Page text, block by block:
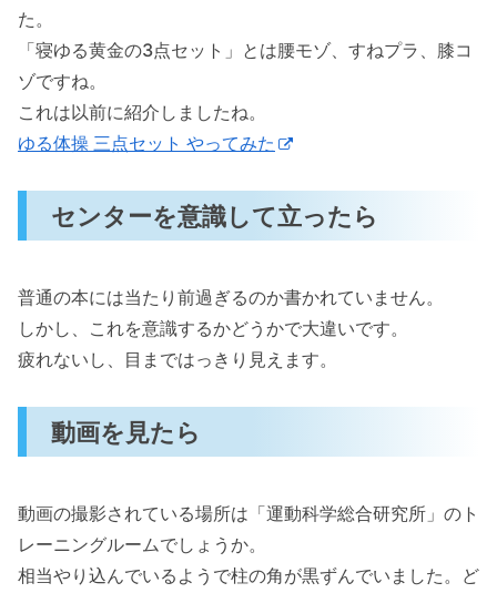
た。
「寝ゆる黄金の3点セット」とは腰モゾ、すねプラ、膝コ
ゾですね。
これは以前に紹介しましたね。
ゆる体操 三点セット やってみた
センターを意識して立ったら
普通の本には当たり前過ぎるのか書かれていません。
しかし、これを意識するかどうかで大違いです。
疲れないし、目まではっきり見えます。
動画を見たら
動画の撮影されている場所は「運動科学総合研究所」のト
レーニングルームでしょうか。
相当やり込んでいるようで柱の角が黒ずんでいました。ど